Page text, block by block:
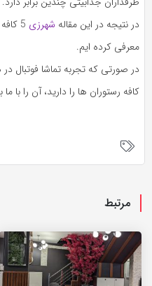
در نتیجه در این مقاله شهرزی
5
معرفی کرده ایم.
در صورتی که تجربه تماشا فوتبال
کافه رستوران ها را دارید، آن را با
مرتبط